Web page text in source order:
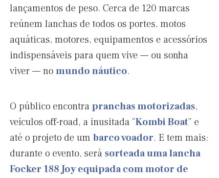
lançamentos de peso. Cerca de 120 marcas
reúnem lanchas de todos os portes, motos
aquáticas, motores, equipamentos e acessórios
indispensáveis para quem vive — ou sonha
viver — nomundo náutico.
O público encontrapranchas motorizadas,
veículos off-road, a inusitada “Kombi Boat” e
até o projeto de um barco voador. E tem mais:
durante o evento, será sorteada uma lancha
Focker 188 Joy equipada com motor de